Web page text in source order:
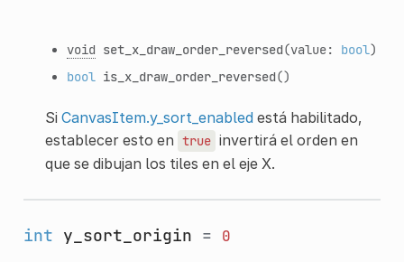
void set_x_draw_order_reversed(value: bool)
bool is_x_draw_order_reversed()
Si CanvasItem.y_sort_enabledestá habilitado,
establecer esto en true invertirá el orden en
que se dibujan los tiles en el eje X.
int y_sort_origin = 0